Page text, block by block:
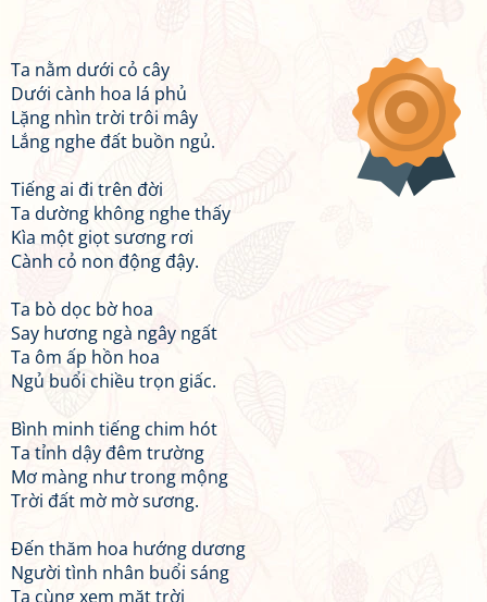
Ta nằm dưới cỏ cây
Dưới cành hoa lá phủ
Lặng nhìn trời trôi mây
Lắng nghe đất buồn ngủ.
Tiếng ai đi trên đời
Ta dường không nghe thấy
Kìa một giọt sương rơi
Cành cỏ non động đậy.
Ta bò dọc bờ hoa
Say hương ngà ngây ngất
Ta ôm ấp hồn hoa
Ngủ buổi chiều trọn giấc.
Bình minh tiếng chim hót
Ta tỉnh dậy đêm trường
Mơ màng như trong mộng
Trời đất mờ mờ sương.
Đến thăm hoa hướng dương
Người tình nhân buổi sáng
Ta cùng xem mặt trời